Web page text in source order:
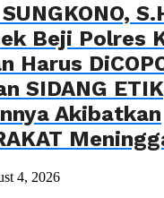
Beji Polres
Harus
SIDANG
Akibatkan
4, 2026